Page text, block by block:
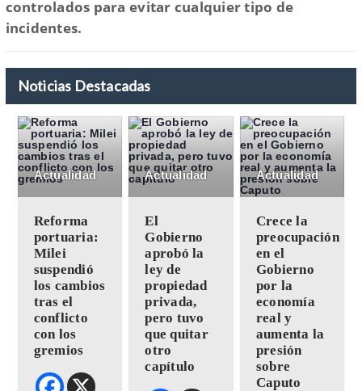
controlados para evitar cualquier tipo de
incidentes.
Noticias Destacadas
Actualidad
Reforma
portuaria:
Milei
suspendió
los cambios
tras el
conflicto
con los
gremios
Actualidad
El
Gobierno
aprobó la
ley de
propiedad
privada,
pero tuvo
que quitar
otro
capítulo
Actualidad
Crece la
preocupación
en el
Gobierno
por la
economía
real y
aumenta la
presión
sobre
Caputo